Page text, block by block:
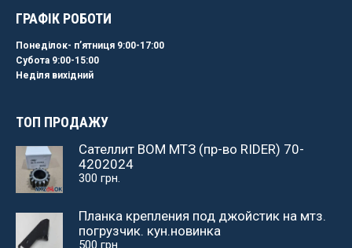
ГРАФІК РОБОТИ
Понеділок- пʼятниця 9:00-17:00
Субота 9:00-15:00
Неділя вихідний
ТОП ПРОДАЖУ
Сателлит ВОМ МТЗ (пр-во RIDER) 70-
4202024
300 грн.
Планка крепления под джойстик на мтз.
погрузчик. кун.новинка
500 грн.